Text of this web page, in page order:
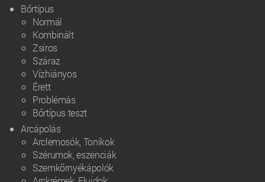
Bőrtípus
Normál
Kombinált
Zsíros
Száraz
Vízhiányos
Érett
Problémás
Bőrtípus teszt
Arcápolás
Arclemosók, Tonikok
Szérumok, eszenciák
Szemkörnyékápolók